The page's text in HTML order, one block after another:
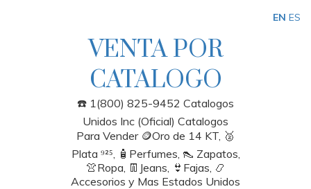
VENTA POR
CATALOGO
☎️ 1(800) 825-9452 Catalogos
Unidos Inc (Oficial) Catalogos
Para Vender 🪙Oro de 14 KT, 🥈
Plata ⁹²⁵, 🧴Perfumes, 👠 Zapatos,
👚Ropa, 👖Jeans, 👙Fajas, 📿
Accesorios y Mas Estados Unidos
EN ES